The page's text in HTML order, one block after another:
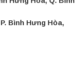
Bình Hưng Hòa,